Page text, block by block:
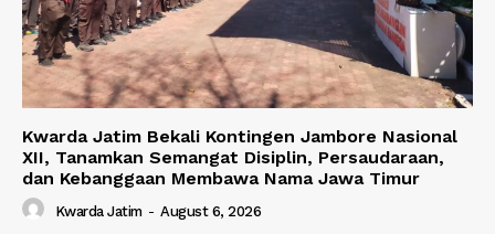
Kwarda Jatim Bekali Kontingen Jambore Nasional
XII, Tanamkan Semangat Disiplin, Persaudaraan,
dan Kebanggaan Membawa Nama Jawa Timur
Kwarda Jatim - August 6, 2026